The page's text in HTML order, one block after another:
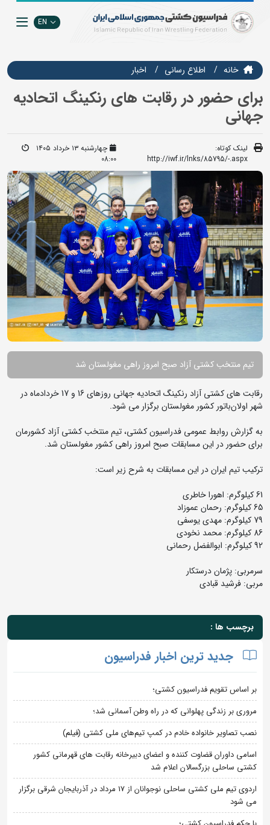
EN
خانه اطلاع رسانی اخبار
برای حضور در رقابت های رنکینگ اتحادیه
جهانی
لینک کوتاه:
http://iwf.ir/lnks/85795/-.aspx
چهارشنبه ۱۳ خرداد ۱۴۰۵
08:00
تیم منتخب کشتی آزاد صبح امروز راهی مغولستان شد
رقابت های کشتی آزاد رنکینگ اتحادیه جهانی روزهای 16 و 17 خردادماه در
شهر اولان‌باتور کشور مغولستان برگزار می شود.
به گزارش روابط عمومی فدراسیون کشتی، تیم منتخب کشتی آزاد کشورمان
برای حضور در این مسابقات صبح امروز راهی کشور مغولستان شد.
ترکیب تیم ایران در این مسابقات به شرح زیر است:
61 کیلوگرم: اهورا خاطری
65 کیلوگرم: رحمان عموزاد
79 کیلوگرم: مهدی یوسفی
86 کیلوگرم: محمد نخودی
92 کیلوگرم: ابوالفضل رحمانی
سرمربی: پژمان درستکار
مربی: فرشید قبادی
برچسب ها :
جدید ترین اخبار فدراسیون
بر اساس تقویم فدراسیون کشتی؛
مروری بر زندگی پهلوانی که در راه وطن آسمانی شد؛
نصب تصاویر خانواده خادم در کمپ تیم‌های ملی کشتی (فیلم)
اسامی داوران قضاوت کننده و اعضای دبیرخانه رقابت های قهرمانی کشور
کشتی ساحلی بزرگسالان اعلام شد
اردوی تیم ملی کشتی ساحلی نوجوانان از 17 مرداد در آذربایجان شرقی برگزار
می شود